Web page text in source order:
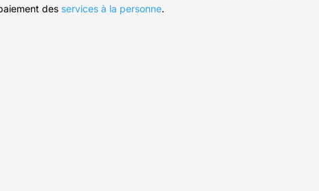
des services à la personne.